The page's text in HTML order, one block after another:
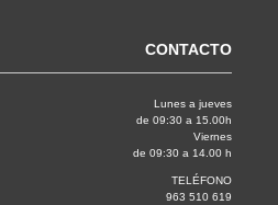
CONTACTO
Lunes a jueves
de 09:30 a 15.00h
Viernes
de 09:30 a 14.00 h
TELÉFONO
963 510 619